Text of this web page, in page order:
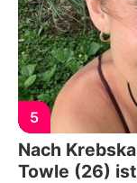
5
Nach
Towle (26)